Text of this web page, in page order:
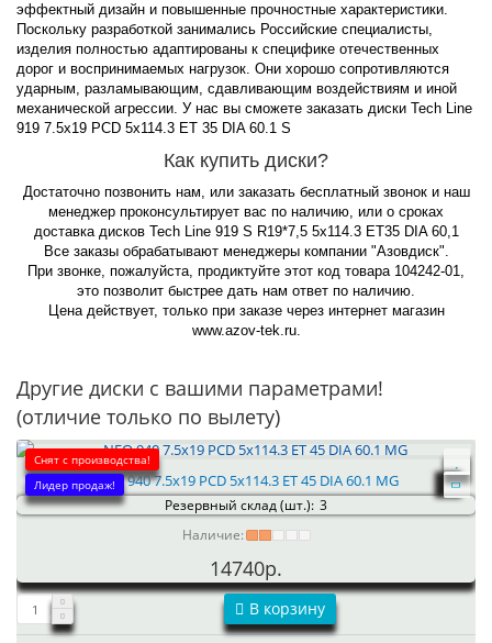
эффектный дизайн и повышенные прочностные характеристики.
Поскольку разработкой занимались Российские специалисты,
изделия полностью адаптированы к специфике отечественных
дорог и воспринимаемых нагрузок. Они хорошо сопротивляются
ударным, разламывающим, сдавливающим воздействиям и иной
механической агрессии. У нас вы сможете заказать диски Tech Line
919 7.5x19 PCD 5x114.3 ET 35 DIA 60.1 S
Как купить диски?
Достаточно позвонить нам, или заказать бесплатный звонок и наш
менеджер проконсультирует вас по наличию, или о сроках
доставка дисков Tech Line 919 S R19*7,5 5x114.3 ET35 DIA 60,1
Все заказы обрабатывают менеджеры компании "Азовдиск".
При звонке, пожалуйста, продиктуйте этот код товара 104242-01,
это позволит быстрее дать нам ответ по наличию.
Цена действует, только при заказе через интернет магазин
www.azov-tek.ru.
Другие диски с вашими параметрами!
(отличие только по вылету)
Снят с производства!
Лидер продаж!NEO 940 7.5x19 PCD 5x114.3 ET 45 DIA 60.1 MG
Резервный склад (шт.): 3
Наличие:
14740р.
В корзину